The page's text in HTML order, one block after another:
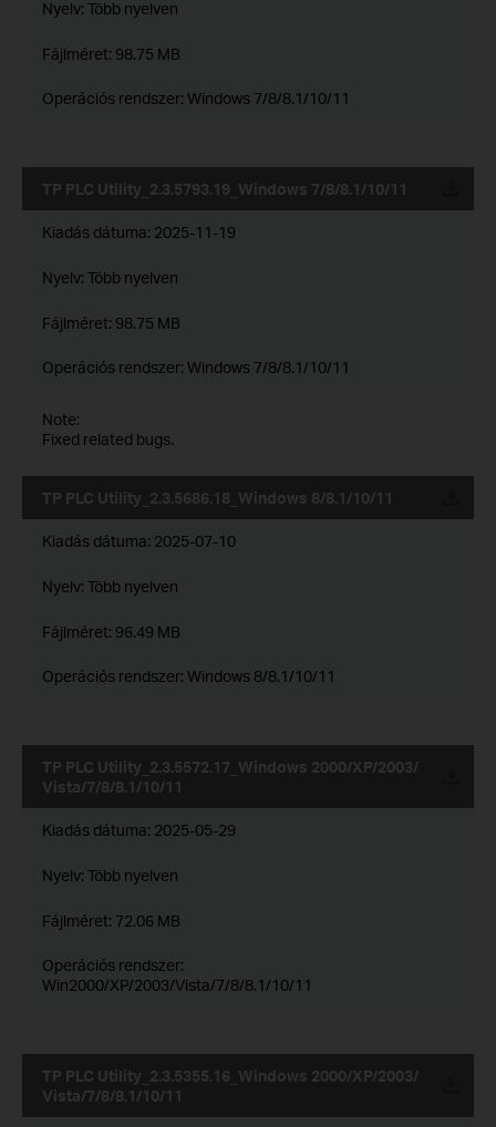
Nyelv: Több nyelven
Fájlméret: 98.75 MB
Operációs rendszer: Windows 7/8/8.1/10/11
TP PLC Utility_2.3.5793.19_Windows 7/8/8.1/10/11
Kiadás dátuma: 2025-11-19
Nyelv: Több nyelven
Fájlméret: 98.75 MB
Operációs rendszer: Windows 7/8/8.1/10/11
Note:
Fixed related bugs.
TP PLC Utility_2.3.5686.18_Windows 8/8.1/10/11
Kiadás dátuma: 2025-07-10
Nyelv: Több nyelven
Fájlméret: 96.49 MB
Operációs rendszer: Windows 8/8.1/10/11
TP PLC Utility_2.3.5572.17_Windows 2000/XP/2003/
Vista/7/8/8.1/10/11
Kiadás dátuma: 2025-05-29
Nyelv: Több nyelven
Fájlméret: 72.06 MB
Operációs rendszer:
Win2000/XP/2003/Vista/7/8/8.1/10/11
TP PLC Utility_2.3.5355.16_Windows 2000/XP/2003/
Vista/7/8/8.1/10/11